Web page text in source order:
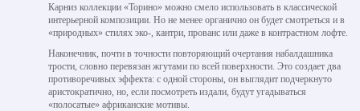
Карниз коллекции «Торино» можно смело использовать в классической
интерьерной композиции. Но не менее органично он будет смотреться и в
«природных» стилях эко-, кантри, прованс или даже в контрастном лофте.
Наконечник, почти в точности повторяющий очертания набалдашника
трости, словно перевязан жгутами по всей поверхности. Это создает два
противоречивых эффекта: с одной стороны, он выглядит подчеркнуто
аристократично, но, если посмотреть издали, будут угадываться
«полосатые» африканские мотивы.